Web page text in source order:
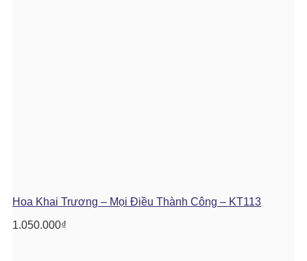
Hoa Khai Trương – Mọi Điều Thành Công – KT113
1.050.000₫